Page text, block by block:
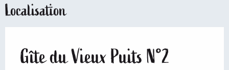
Localisation
Gîte du Vieux Puits N°2